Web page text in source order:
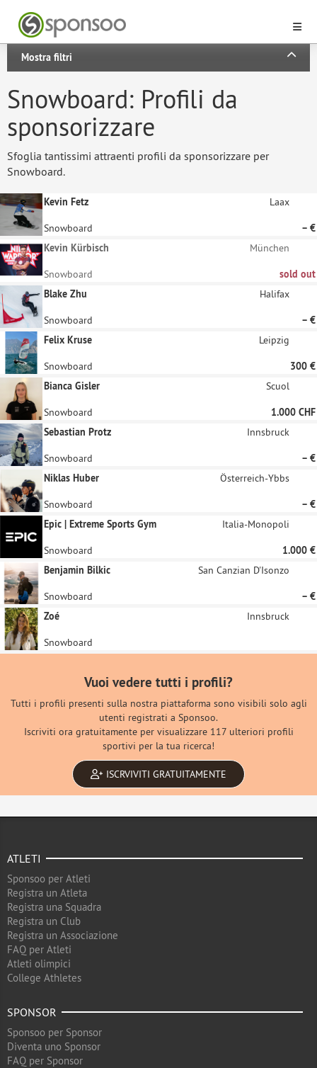
Mostra filtri
Snowboard: Profili da
sponsorizzare
Sfoglia tantissimi attraenti profili da sponsorizzare per
Snowboard.
Kevin Fetz Laax
Snowboard
– €
Kevin Kürbisch
München
Snowboard
sold out
Blake Zhu
Halifax
Snowboard
– €
Felix Kruse
Leipzig
Snowboard
300 €
Bianca Gisler
Scuol
Snowboard
1.000 CHF
Sebastian Protz
Innsbruck
Snowboard
– €
Niklas Huber
Österreich-Ybbs
Snowboard
– €
Epic | Extreme Sports Gym
Italia-Monopoli
Snowboard
1.000 €
Benjamin Bilkic
San Canzian D'Isonzo
Snowboard
– €
Zoé
Innsbruck
Snowboard
Vuoi vedere tutti i profili?
Tutti i profili presenti sulla nostra piattaforma sono visibili solo agli
utenti registrati a Sponsoo.
Iscriviti ora gratuitamente per visualizzare 117 ulteriori profili
sportivi per la tua ricerca!
ISCRVIVITI GRATUITAMENTE
ATLETI
Sponsoo per Atleti
Registra un Atleta
Registra una Squadra
Registra un Club
Registra un Associazione
FAQ per Atleti
Atleti olimpici
College Athletes
SPONSOR
Sponsoo per Sponsor
Diventa uno Sponsor
FAQ per Sponsor